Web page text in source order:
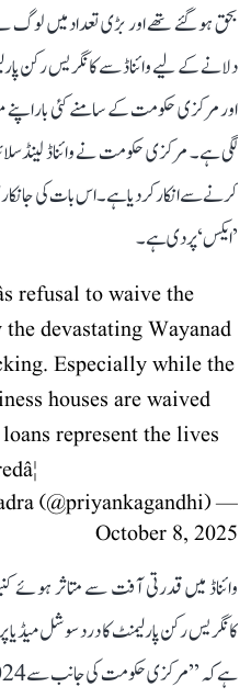
بحق ہو گئے تھے اور بڑی تعداد میں لوگ
دلانے کے لیے وائناڈ سے کانگریس رکن
اور مرکزی حکومت کے سامنے کئی بار اپنے
لگی ہے۔ مرکزی حکومت نے وائناڈ
کرنے سے انکار کر دیا ہے۔ اس بات کی
’ایکس‘ پر دی ہے۔
refusal to waive the
devastating Wayanad
Especially while the
houses are waived
represent the lives
— Priyanka Gandhi Vadra (@priyankagandhi)
October 8, 2025
وائناڈ میں قدرتی آفت سے متاثر ہوئے
کانگریس رکن پارلیمنٹ کا درد سوشل